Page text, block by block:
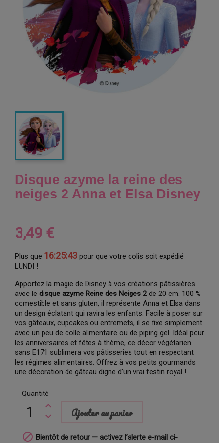
Disque azyme la reine des
neiges 2 Anna et Elsa Disney
3,49 €
Plus que 16:25:42 pour que votre colis soit expédié
LUNDI !
Apportez la magie de Disney à vos créations pâtissières
avec le disque azyme Reine des Neiges 2de 20 cm. 100 %
comestible et sans gluten, il représente Anna et Elsa dans
un design éclatant qui ravira les enfants. Facile à poser sur
vos gâteaux, cupcakes ou entremets, il se fixe simplement
avec un peu de colle alimentaire ou de piping gel. Idéal pour
les anniversaires et fêtes à thème, ce décor végétarien
sans E171 sublimera vos pâtisseries tout en respectant
les régimes alimentaires. Offrez à vos petits gourmands
une décoration de gâteau digne d’un vrai festin royal !
Quantité
Ajouter au panier
 Bientôt de retour — activez l’alerte e-mail ci-